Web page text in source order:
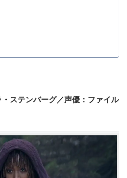
ステンバーグ／声優：ファイル